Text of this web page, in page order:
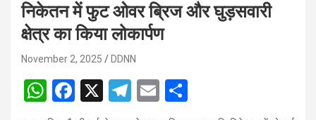
निकेतन में फुट ओवर ब्रिज और घुड़सवारी
क्षेत्र का किया लोकार्पण
November 2, 2025 DDNN
W
h
F
a
X
T
el
E
m h